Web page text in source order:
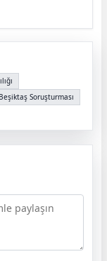
Beşiktaş Soruşturması